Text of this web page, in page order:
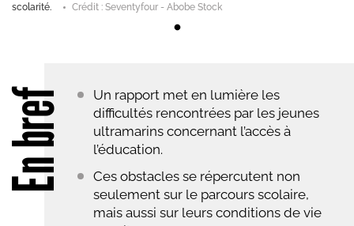
bref
Un rapport met en lumière les
difficultés rencontrées par les jeunes
ultramarins concernant l’accès à
l’éducation.
Ces obstacles se répercutent non
seulement sur le parcours scolaire,
mais aussi sur leurs conditions de vie
scolarité.
Crédit : Seventyfour - Abobe Stock